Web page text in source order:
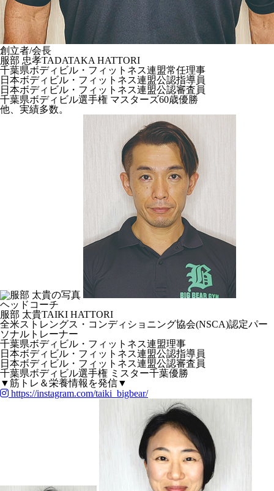
創立者/会長
服部 忠孝TADATAKA HATTORI
千葉県ボディビル・フィットネス連盟常任理事
日本ボディビル・フィットネス連盟公認指導員
日本ボディビル・フィットネス連盟公認審査員
千葉県ボディビル選手権 マスターズ60歳優勝
他、実績多数。
ヘッドコーチ
服部 太貴TAIKI HATTORI
全米ストレングス・コンディショニング協会(NSCA)認定パー
ソナルトレーナー
千葉県ボディビル・フィットネス連盟理事
日本ボディビル・フィットネス連盟公認指導員
日本ボディビル・フィットネス連盟公認審査員
千葉県ボディビル選手権 ミスター千葉優勝
▼筋トレ＆栄養情報を発信▼
https://instagram.com/taiki_bigbear/